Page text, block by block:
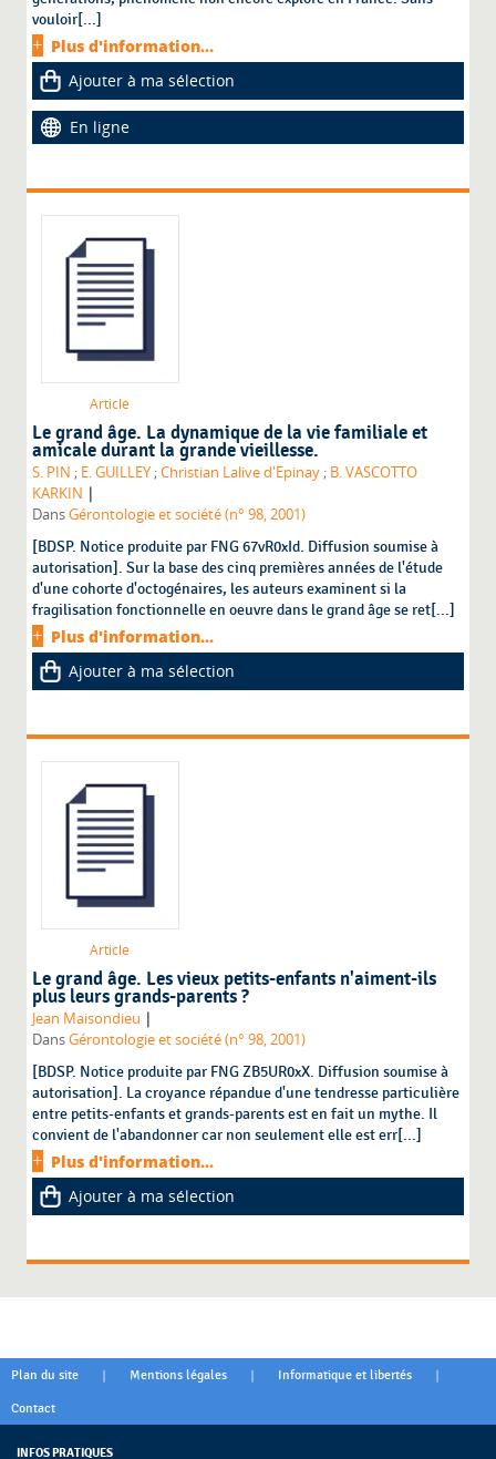
vouloir[...]
Plus d'information...
Ajouter à ma sélection
En ligne
Article
Le grand âge. La dynamique de la vie familiale et
amicale durant la grande vieillesse.
S. PIN ; E. GUILLEY;Christian Lalive d'Epinay; B. VASCOTTO
KARKIN |
DansGérontologie et société (n° 98, 2001)
[BDSP. Notice produite par FNG 67vR0xId. Diffusion soumise à
autorisation]. Sur la base des cinq premières années de l'étude
d'une cohorte d'octogénaires, les auteurs examinent si la
fragilisation fonctionnelle en oeuvre dans le grand âge se ret[...]
Plus d'information...
Ajouter à ma sélection
Article
Le grand âge. Les vieux petits-enfants n'aiment-ils
plus leurs grands-parents ?
Jean Maisondieu |
DansGérontologie et société (n° 98, 2001)
[BDSP. Notice produite par FNG ZB5UR0xX. Diffusion soumise à
autorisation]. La croyance répandue d'une tendresse particulière
entre petits-enfants et grands-parents est en fait un mythe. Il
convient de l'abandonner car non seulement elle est err[...]
Plus d'information...
Ajouter à ma sélection
Plan du site | Mentions légales | Informatique et libertés |
Contact
INFOS PRATIQUES